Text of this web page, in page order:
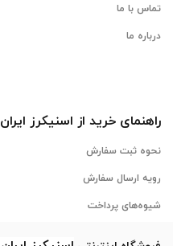
تماس با ما
درباره ما
راهنمای خرید از اسنیکرز ایران
نحوه ثبت سفارش
رویه ارسال سفارش
شیوه‌های پرداخت